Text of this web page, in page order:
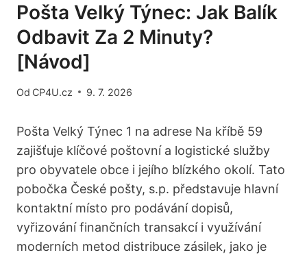
Pošta Velký Týnec: Jak Balík
Odbavit Za 2 Minuty?
[Návod]
Od CP4U.cz 9. 7. 2026
Pošta Velký Týnec 1 na adrese Na kříbě 59
zajišťuje klíčové poštovní a logistické služby
pro obyvatele obce i jejího blízkého okolí. Tato
pobočka České pošty, s.p. představuje hlavní
kontaktní místo pro podávání dopisů,
vyřizování finančních transakcí i využívání
moderních metod distribuce zásilek, jako je